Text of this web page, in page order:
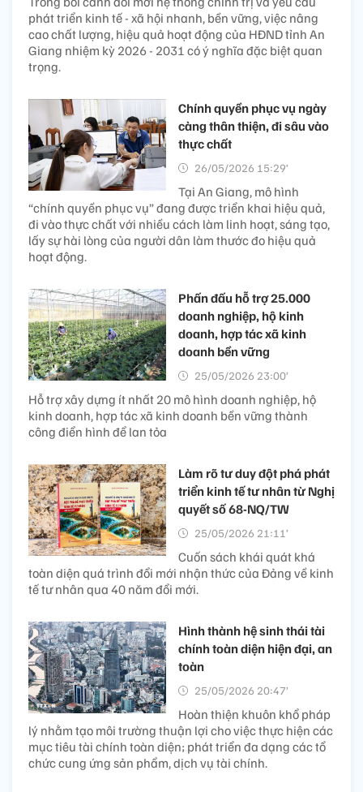
phát triển kinh tế - xã hội nhanh, bền vững, việc nâng
cao chất lượng, hiệu quả hoạt động của HĐND tỉnh An
Giang nhiệm kỳ 2026 - 2031 có ý nghĩa đặc biệt quan
trọng.
Chính quyền phục vụ ngày
càng thân thiện, đi sâu vào
thực chất
26/05/2026 15:29’
Tại An Giang, mô hình
“chính quyền phục vụ” đang được triển khai hiệu quả,
đi vào thực chất với nhiều cách làm linh hoạt, sáng tạo,
lấy sự hài lòng của người dân làm thước đo hiệu quả
hoạt động.
Phấn đấu hỗ trợ 25.000
doanh nghiệp, hộ kinh
doanh, hợp tác xã kinh
doanh bền vững
25/05/2026 23:00’
Hỗ trợ xây dựng ít nhất 20 mô hình doanh nghiệp, hộ
kinh doanh, hợp tác xã kinh doanh bền vững thành
công điển hình để lan tỏa
Làm rõ tư duy đột phá phát
triển kinh tế tư nhân từ Nghị
quyết số 68-NQ/TW
25/05/2026 21:11’
Cuốn sách khái quát khá
toàn diện quá trình đổi mới nhận thức của Đảng về kinh
tế tư nhân qua 40 năm đổi mới.
Hình thành hệ sinh thái tài
chính toàn diện hiện đại, an
toàn
25/05/2026 20:47’
Hoàn thiện khuôn khổ pháp
lý nhằm tạo môi trường thuận lợi cho việc thực hiện các
mục tiêu tài chính toàn diện; phát triển đa dạng các tổ
chức cung ứng sản phẩm, dịch vụ tài chính.